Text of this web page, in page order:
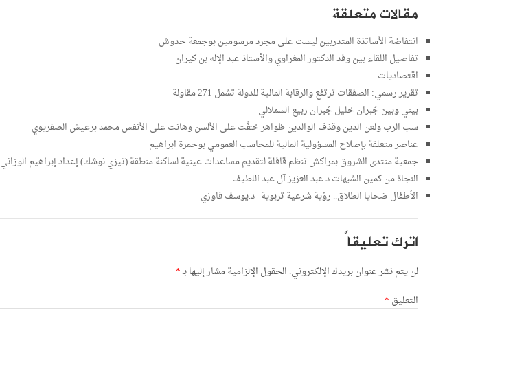
مقالات متعلقة
انتفاضة الأساتذة المتدربين ليست على مجرد مرسومين بوجمعة حدوش
تفاصيل اللقاء بين وفد الدكتور المغراوي والأستاذ عبد الإله بن كيران
اقتصاديات
تقرير رسمي: الصفقات ترتفع والرقابة المالية للدولة تشمل 271 مقاولة
بيني وبينَ جُبران خليل جُبران ربيع السملالي
سب الرب ولعن الدين وقذف الوالدين ظواهر خـَفَّت على الألسن وهانت على الأنفس محمد برعيش الصفريوي
عناصر متعلقة بإصلاح المسؤولية المالية للمحاسب العمومي بوحمرة ابراهيم
جمعية منتدى الشروق بمراكش تنظم قافلة لتقديم مساعدات عينية لساكنة منطقة (تيزي نوشك) إعداد إبراهيم الوزاني
النجاة من كمين الشبهات د.عبد العزيز آل عبد اللطيف
الأطفال ضحايا الطلاق.. رؤية شرعية تربوية د.يوسف فاوزي
اترك تعليقاً
لن يتم نشر عنوان بريدك الإلكتروني. الحقول الإلزامية مشار إليها بـ*
التعليق *